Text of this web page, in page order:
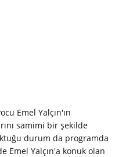
Emel Yalçın'ın
samimi bir şekilde
durum da programda
Emel Yalçın'a konuk olan